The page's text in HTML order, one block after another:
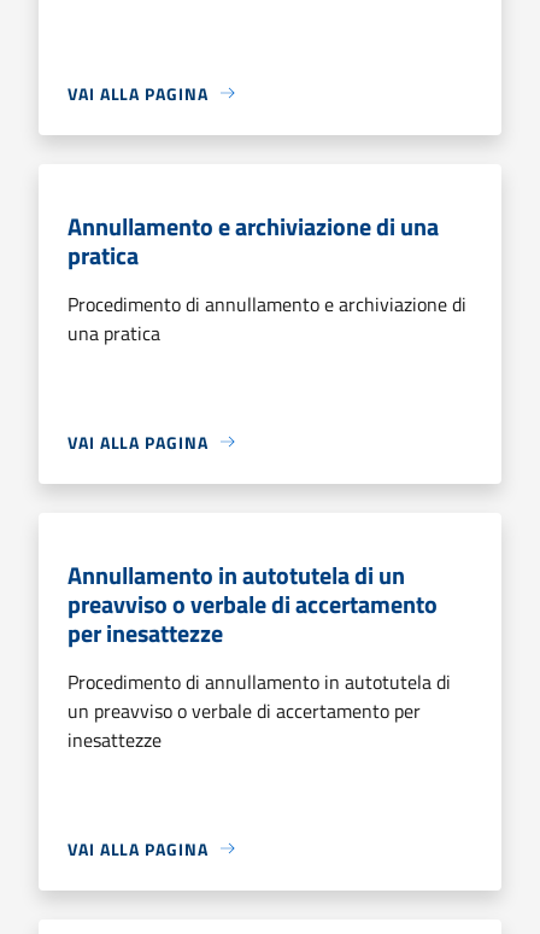
VAI ALLA PAGINA
Annullamento e archiviazione di una
pratica
Procedimento di annullamento e archiviazione di
una pratica
VAI ALLA PAGINA
Annullamento in autotutela di un
preavviso o verbale di accertamento
per inesattezze
Procedimento di annullamento in autotutela di
un preavviso o verbale di accertamento per
inesattezze
VAI ALLA PAGINA